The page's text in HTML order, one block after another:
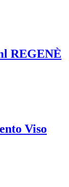
REGENÈ
Viso